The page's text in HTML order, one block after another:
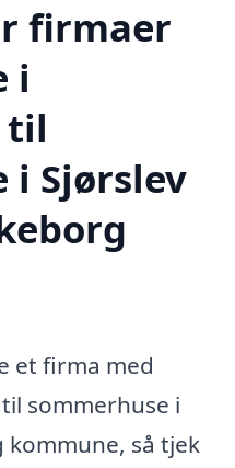
firmaer
i
til
i Sjørslev
et firma med
sommerhuse i
kommune, så tjek